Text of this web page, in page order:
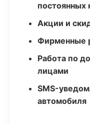
постоянных
Акции и
Фирменные
Работа по
лицами
SMS-
автомобиля